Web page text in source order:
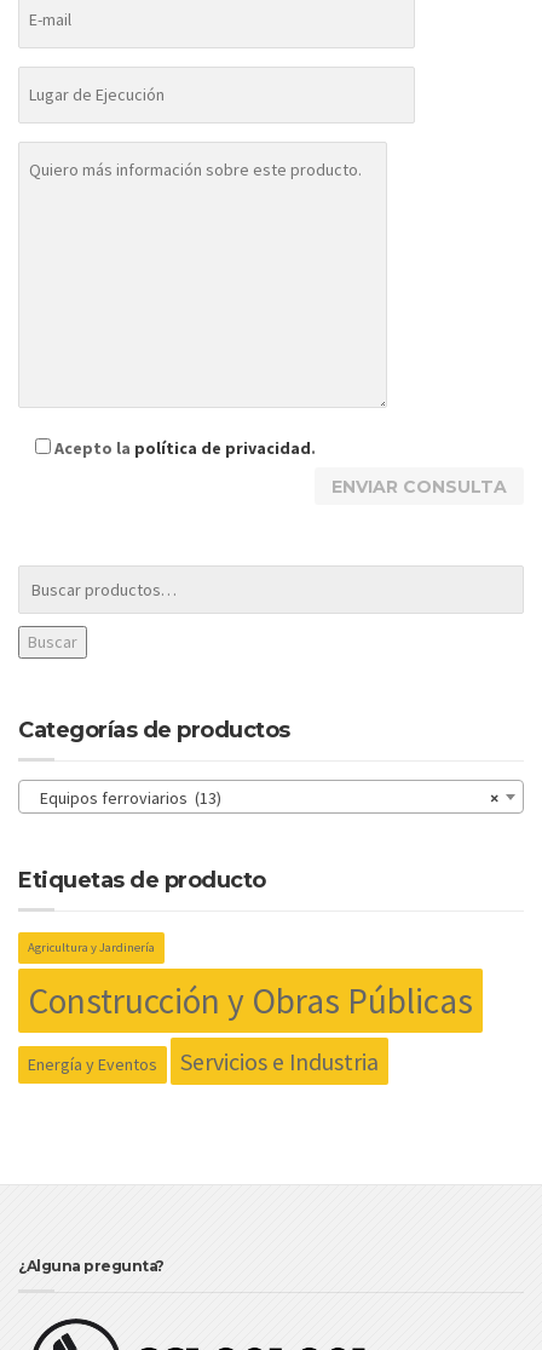
Acepto la política de privacidad.
Buscar
Categorías de productos
×
Equipos ferroviarios (13)
Etiquetas de producto
Agricultura y Jardinería
Construcción y Obras Públicas
Energía y Eventos Servicios e Industria
¿Alguna pregunta?